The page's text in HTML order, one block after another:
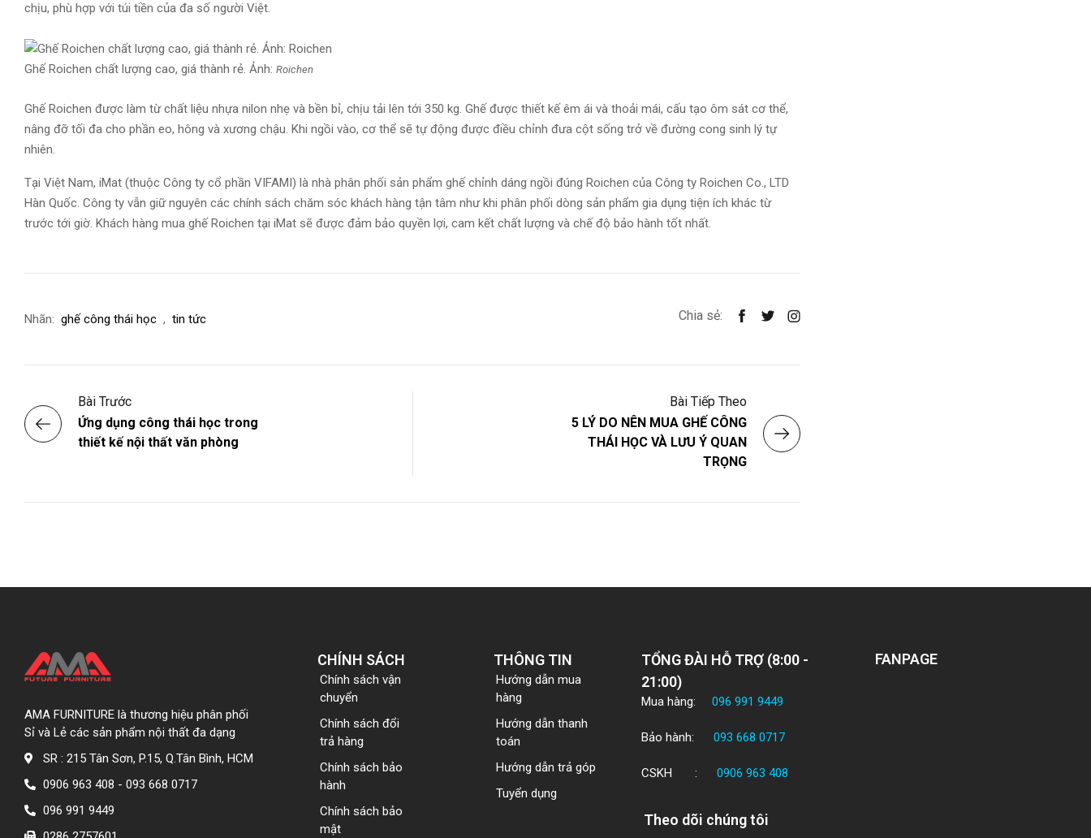
chịu, phù hợp với túi tiền của đa số người Việt.
Ghế Roichen chất lượng cao, giá thành rẻ. Ảnh: Roichen
Ghế Roichen được làm từ chất liệu nhựa nilon nhẹ và bền bỉ, chịu tải lên tới 350 kg. Ghế được thiết kế êm ái và thoải mái, cấu tạo ôm sát cơ thể,
nâng đỡ tối đa cho phần eo, hông và xương chậu. Khi ngồi vào, cơ thể sẽ tự động được điều chỉnh đưa cột sống trở về đường cong sinh lý tự
nhiên.
Tại Việt Nam, iMat (thuộc Công ty cổ phần VIFAMI) là nhà phân phối sản phẩm ghế chỉnh dáng ngồi đúng Roichen của Công ty Roichen Co., LTD
Hàn Quốc. Công ty vẫn giữ nguyên các chính sách chăm sóc khách hàng tận tâm như khi phân phối dòng sản phẩm gia dụng tiện ích khác từ
trước tới giờ. Khách hàng mua ghế Roichen tại iMat sẽ được đảm bảo quyền lợi, cam kết chất lượng và chế độ bảo hành tốt nhất.
Nhãn: ghế công thái học , tin tức Chia sẻ:
Bài Trước
Ứng dụng công thái học trong
thiết kế nội thất văn phòng
Bài Tiếp Theo
5 LÝ DO NÊN MUA GHẾ CÔNG
THÁI HỌC VÀ LƯU Ý QUAN
TRỌNG
AMA FURNITURE là thương hiệu phân phối
Sỉ và Lẻ các sản phẩm nội thất đa dạng
SR : 215 Tân Sơn, P.15, Q.Tân Bình, HCM
0906 963 408 - 093 668 0717
096 991 9449
CHÍNH SÁCH
Chính sách vận
chuyển
Chính sách đổi
trả hàng
Chính sách bảo
hành
Chính sách bảo
mật
THÔNG TIN
Hướng dẫn mua
hàng
Hướng dẫn thanh
toán
Hướng dẫn trả góp
Tuyển dụng
TỔNG ĐÀI HỖ TRỢ (8:00 -
21:00)
Mua hàng: 096 991 9449
Bảo hành: 093 668 0717
CSKH : 0906 963 408
Theo dõi chúng tôi
FANPAGE